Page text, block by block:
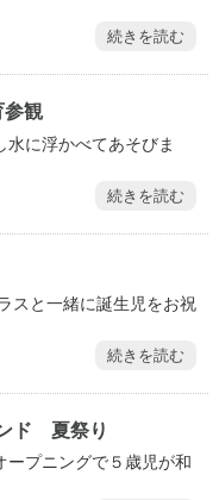
続きを読む
観
に浮かべてあそびま
続きを読む
スと一緒に誕生児をお祝
続きを読む
ド 夏祭り
ープニングで５歳児が和